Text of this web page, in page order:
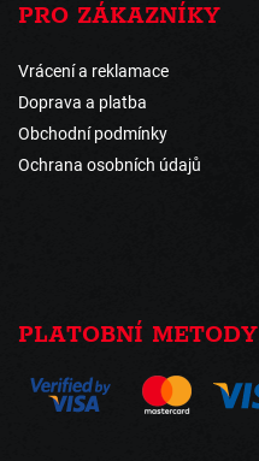
PRO ZÁKAZNÍKY
Vrácení a reklamace
Doprava a platba
Obchodní podmínky
Ochrana osobních údajů
PLATOBNÍ METODY